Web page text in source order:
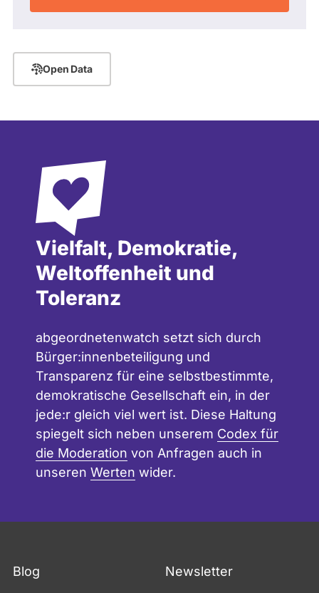
Open Data
Vielfalt, Demokratie,
Weltoffenheit und
Toleranz
abgeordnetenwatch setzt sich durch
Bürger:innenbeteiligung und
Transparenz für eine selbstbestimmte,
demokratische Gesellschaft ein, in der
jede:r gleich viel wert ist. Diese Haltung
spiegelt sich neben unserem Codex für
die Moderation von Anfragen auch in
unseren Werten wider.
Blog Newsletter